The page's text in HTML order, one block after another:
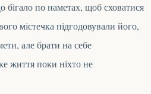
бігало по наметах, щоб сховатися
містечка підгодовували його,
але брати на себе
життя поки ніхто не